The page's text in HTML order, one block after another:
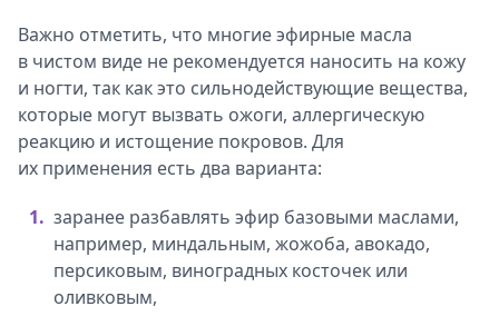
Важно отметить, что многие эфирные масла
в чистом виде не рекомендуется наносить на кожу
и ногти, так как это сильнодействующие вещества,
которые могут вызвать ожоги, аллергическую
реакцию и истощение покровов. Для
их применения есть два варианта:
заранее разбавлять эфир базовыми маслами,
например, миндальным, жожоба, авокадо,
персиковым, виноградных косточек или
оливковым,